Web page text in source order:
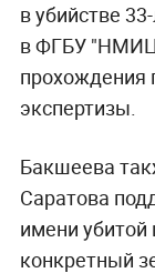
в убийстве
в ФГБУ
прохождения
экспертизы.
Бакшеева
Саратова
имени
конкретный